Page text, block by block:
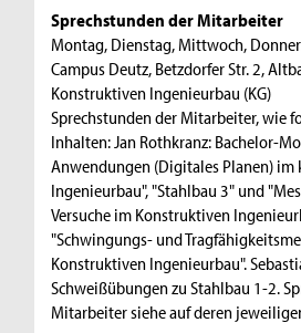
Sprechstunden der Mitarbeiter
Montag, Dienstag, Mittwoch,
Campus Deutz, Betzdorfer Str. 2,
Konstruktiven Ingenieurbau (KG)
Sprechstunden der Mitarbeiter, wie
Inhalten: Jan Rothkranz: Bachelor-
Anwendungen (Digitales Planen)
Ingenieurbau", "Stahlbau 3" und
Versuche im Konstruktiven
"Schwingungs- und
Konstruktiven Ingenieurbau".
Schweißübungen zu Stahlbau 1-2.
Mitarbeiter siehe auf deren